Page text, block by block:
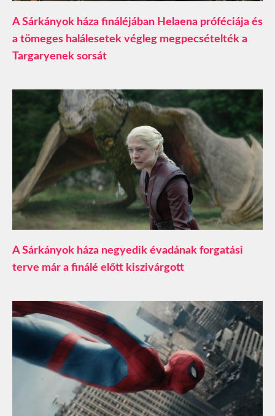
A Sárkányok háza fináléjában Helaena próféciája és
a tömeges halálesetek végleg megpecsételték a
Targaryenek sorsát
A Sárkányok háza negyedik évadának forgatási
terve már a finálé előtt kiszivárgott